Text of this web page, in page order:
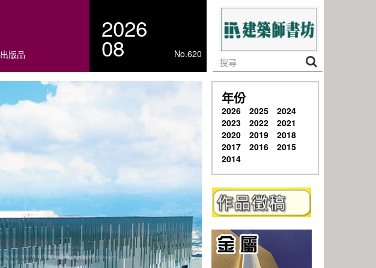
出版品
2026
08 No.620
年份
2026 2025
2024
2023
2022
2021
2020
2019
2018
2017
2016
2015
2014